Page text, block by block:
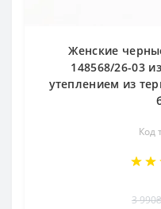
Женские
148568/26-03
утеплением из
Код
3 990₴